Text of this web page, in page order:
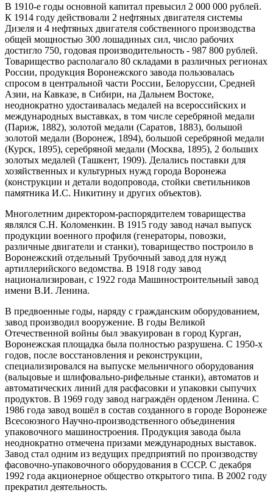
В 1910-е годы основной капитал превысил 2 000 000 рублей.
К 1914 году действовали 2 нефтяных двигателя системы
Дизеля и 4 нефтяных двигателя собственного производства
общей мощностью 300 лошадиных сил, число рабочих
достигло 750, годовая производительность - 987 800 рублей.
Товарищество располагало 80 складами в различных регионах
России, продукция Воронежского завода пользовалась
спросом в центральной части России, Белоруссии, Средней
Азии, на Кавказе, в Сибири, на Дальнем Востоке,
неоднократно удостаивалась медалей на всероссийских и
международных выставках, в том числе серебряной медали
(Париж, 1882), золотой медали (Саратов, 1883), большой
золотой медали (Воронеж, 1894), большой серебряной медали
(Курск, 1895), серебряной медали (Москва, 1895), 2 больших
золотых медалей (Ташкент, 1909). Делались поставки для
хозяйственных и культурных нужд города Воронежа
(конструкции и детали водопровода, стойки светильников
памятника И.С. Никитину и других объектов).
Многолетним директором-распорядителем товарищества
являлся С.Н. Коломенкин. В 1915 году завод начал выпуск
продукции военного профиля (генераторы, повозки,
различные двигатели и станки), товарищество построило в
Воронежский отдельный Трубочный завод для нужд
артиллерийского ведомства. В 1918 году завод
национализирован, с 1922 года Машиностроительный завод
имени В.И. Ленина.
В предвоенные годы, наряду с гражданским оборудованием,
завод производил вооружение. В годы Великой
Отечественной войны был эвакуирован в город Курган,
Воронежская площадка была полностью разрушена. С 1950-х
годов, после восстановления и реконструкции,
специализировался на выпуске мельничного оборудования
(вальцовые и шлифовально-рифельные станки), автоматов и
автоматических линий для расфасовки и упаковки сыпучих
продуктов. В 1969 году завод награждён орденом Ленина. С
1986 года завод вошёл в состав созданного в городе Воронеже
Всесоюзного Научно-производственного объединения
упаковочного машиностроения. Продукция завода была
неоднократно отмечена призами международных выставок.
Завод стал одним из ведущих предприятий по производству
фасовочно-упаковочного оборудования в СССР. С декабря
1992 года акционерное общество открытого типа. В 2002 году
прекратил деятельность.